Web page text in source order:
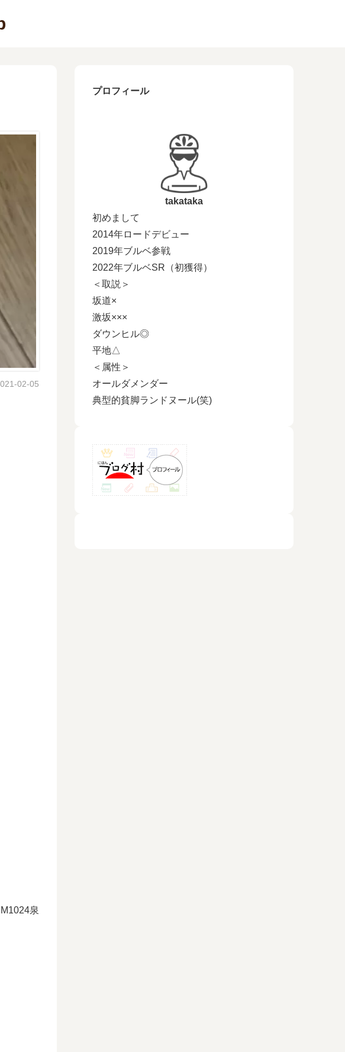
02-05
泉
プロフィール
takataka
初めまして
2014年ロードデビュー
2019年ブルベ参戦
2022年ブルベSR（初獲得）
＜取説＞
坂道×
激坂×××
ダウンヒル◎
平地△
＜属性＞
オールダメンダー
典型的貧脚ランドヌール(笑)